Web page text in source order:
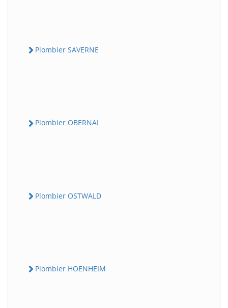
Plombier SAVERNE
Plombier OBERNAI
Plombier OSTWALD
Plombier HOENHEIM